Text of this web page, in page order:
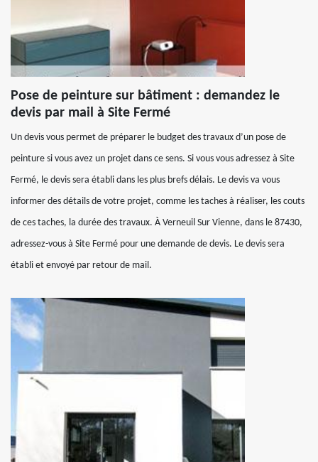
Pose de peinture sur bâtiment : demandez le
devis par mail à Site Fermé
Un devis vous permet de préparer le budget des travaux d’un pose de
peinture si vous avez un projet dans ce sens. Si vous vous adressez à Site
Fermé, le devis sera établi dans les plus brefs délais. Le devis va vous
informer des détails de votre projet, comme les taches à réaliser, les couts
de ces taches, la durée des travaux. À Verneuil Sur Vienne, dans le 87430,
adressez-vous à Site Fermé pour une demande de devis. Le devis sera
établi et envoyé par retour de mail.